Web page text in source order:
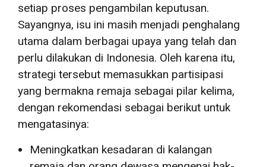
setiap proses pengambilan keputusan.
Sayangnya, isu ini masih menjadi penghalang
utama dalam berbagai upaya yang telah dan
perlu dilakukan di Indonesia. Oleh karena itu,
strategi tersebut memasukkan partisipasi
yang bermakna remaja sebagai pilar kelima,
dengan rekomendasi sebagai berikut untuk
mengatasinya:
Meningkatkan kesadaran di kalangan